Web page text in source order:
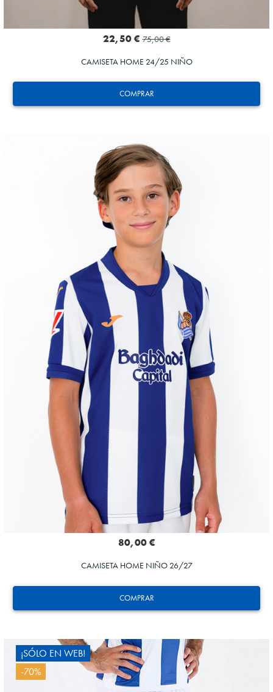
COMPRAR
22,50 € 75,00 €
CAMISETA HOME 24/25 NIÑO
COMPRAR
OYARZABAL
10
80,00 €
CAMISETA HOME NIÑO 26/27
¡SÓLO EN WEB!
-70%